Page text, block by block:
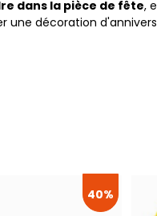
dans la pièce de fête,
une décoration
40%